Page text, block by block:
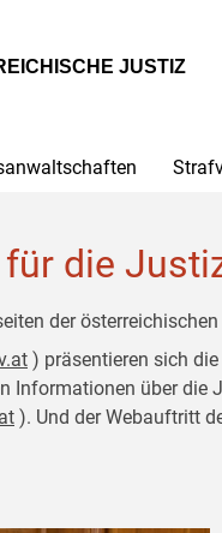
JUSTIZ
die
der
) präsentieren sich
Informationen über die
). Und der Webauftritt